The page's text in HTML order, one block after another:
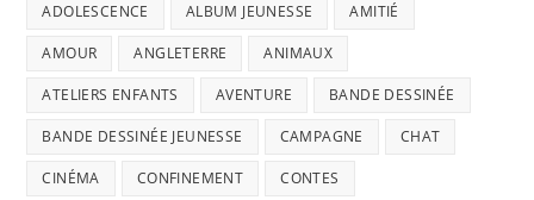
ADOLESCENCE ALBUM JEUNESSE AMITIÉ
AMOUR ANGLETERRE ANIMAUX
ATELIERS ENFANTS AVENTURE BANDE DESSINÉE
BANDE DESSINÉE JEUNESSE CAMPAGNE CHAT
CINÉMA CONFINEMENT CONTES